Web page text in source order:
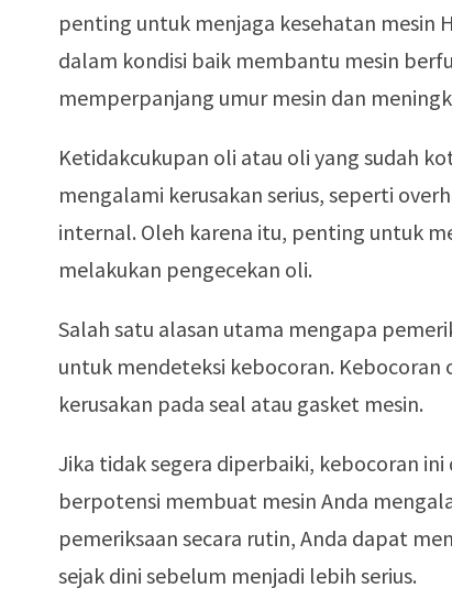
penting untuk menjaga kesehatan mesin
dalam kondisi baik membantu mesin
memperpanjang umur mesin dan
Ketidakcukupan oli atau oli yang sudah
mengalami kerusakan serius, seperti
internal. Oleh karena itu, penting untuk
melakukan pengecekan oli.
Salah satu alasan utama mengapa
untuk mendeteksi kebocoran.
kerusakan pada seal atau gasket mesin.
Jika tidak segera diperbaiki, kebocoran
berpotensi membuat mesin Anda
pemeriksaan secara rutin, Anda dapat
sejak dini sebelum menjadi lebih serius.